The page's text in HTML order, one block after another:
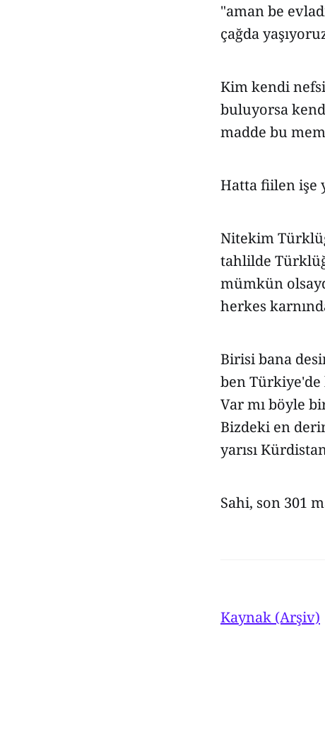
"aman be
çağda
Kim kendi
buluyorsa
madde bu
Hatta fiilen işe
Nitekim
tahlilde
mümkün
herkes
Birisi bana
ben
Var mı böyle
Bizdeki en
yarısı
Sahi, son 301
Kaynak (Arşiv)